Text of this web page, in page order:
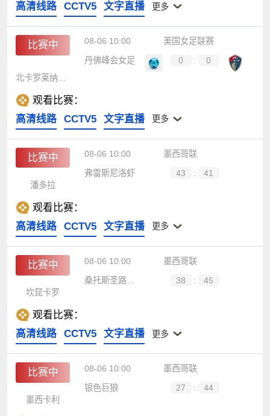
高清线路
CCTV5 文字直播 更多
比赛中 08-06 10:00
美国女足联赛
丹佛峰会女足
0 :
0
观看比赛：
高清线路
CCTV5 文字直播 更多
比赛中 08-06 10:00
墨西哥联
弗雷斯尼洛虾
43 :
41
潘多拉
观看比赛：
高清线路
CCTV5 文字直播 更多
比赛中 08-06 10:00
墨西哥联
桑托斯圣路易斯
38 :
45
坎昆卡罗
观看比赛：
高清线路
CCTV5 文字直播 更多
比赛中 08-06 10:00
墨西哥联
银色巨狼
27 :
44
墨西卡利